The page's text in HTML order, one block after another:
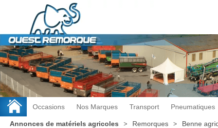
Occasions Nos Marques Transport Pneumatiques
Annonces de matériels agricoles Remorques Benne